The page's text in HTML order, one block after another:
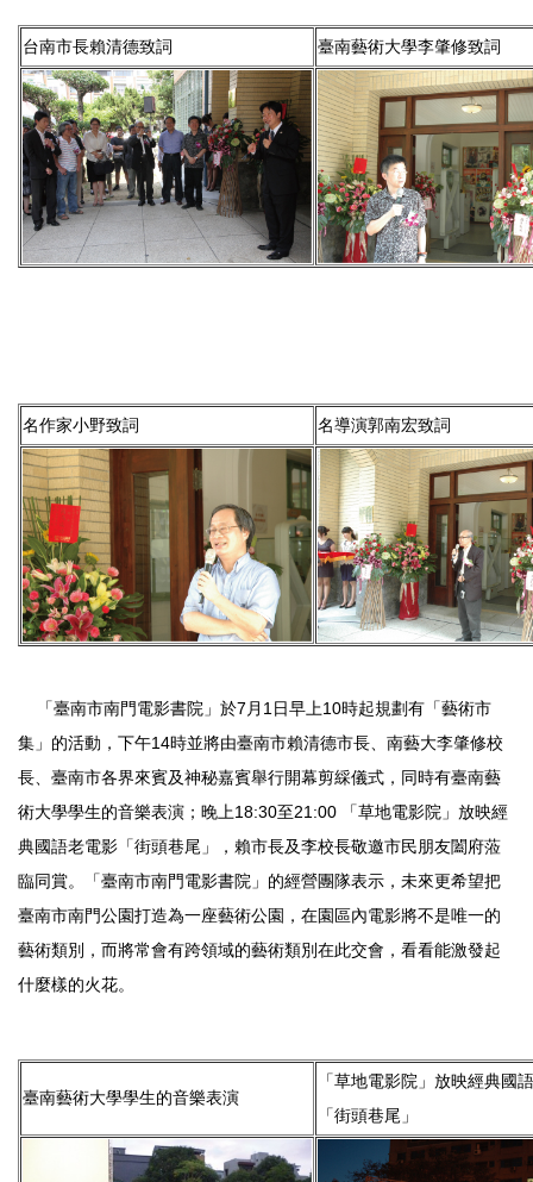
台南市長賴清德致詞 臺南藝術大學李肇修致詞
名作家小野致詞 名導演郭南宏致詞
「臺南市南門電影書院」於7 月 1 日早上10時起規劃有「藝術市
集」的活動，下午14時並將由臺南市賴清德市長、南藝大李肇修校
長、臺南市各界來賓及神秘嘉賓舉行開幕剪綵儀式，同時有臺南藝
術大學學生的音樂表演；晚上18:30至 21:00
「草地電影院」放映經
典國語老電影「街頭巷尾」，賴市長及李校長敬邀市民朋友闔府蒞
臨同賞。「臺南市南門電影書院」的經營團隊表示，未來更希望把
臺南市南門公園打造為一座藝術公園，在園區內電影將不是唯一的
藝術類別，而將常會有跨領域的藝術類別在此交會，看看能激發起
什麼樣的火花。
臺南藝術大學學生的音樂表演
「草地電影院」放映經典國
「街頭巷尾」